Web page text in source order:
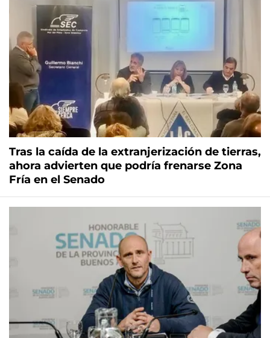
Tras la caída de la extranjerización de tierras,
ahora advierten que podría frenarse Zona
Fría en el Senado